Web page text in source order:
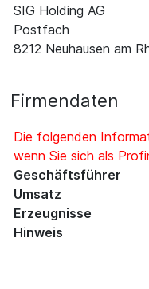
SIG Holding AG
Postfach
8212 Neuhausen am
Firmendaten
Die folgenden
wenn Sie sich als
Geschäftsführer
Umsatz
Erzeugnisse
Hinweis